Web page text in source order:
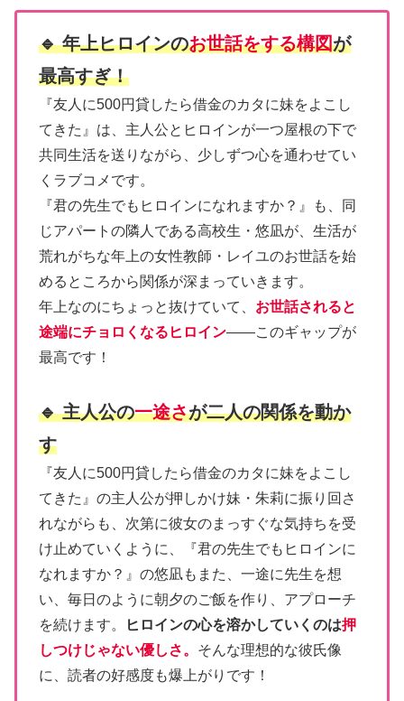
🔹 年上ヒロインのお世話をする構図が
最高すぎ！
『友人に500円貸したら借金のカタに妹をよこし
てきた』は、主人公とヒロインが一つ屋根の下で
共同生活を送りながら、少しずつ心を通わせてい
くラブコメです。
『君の先生でもヒロインになれますか？』も、同
じアパートの隣人である高校生・悠凪が、生活が
荒れがちな年上の女性教師・レイユのお世話を始
めるところから関係が深まっていきます。
年上なのにちょっと抜けていて、 お世話されると
途端にチョロくなるヒロイン――このギャップが
最高です！
🔹 主人公の一途さが二人の関係を動か
す
『友人に500円貸したら借金のカタに妹をよこし
てきた』の主人公が押しかけ妹・朱莉に振り回さ
れながらも、次第に彼女のまっすぐな気持ちを受
け止めていくように、『君の先生でもヒロインに
なれますか？』の悠凪もまた、一途に先生を想
い、毎日のように朝夕のご飯を作り、アプローチ
を続けます。
ヒロインの心を溶かしていくのは押
しつけじゃない優しさ。 そんな理想的な彼氏像
に、読者の好感度も爆上がりです！